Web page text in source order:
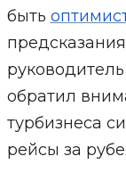
быть
обратил
турбизнеса
рейсы за